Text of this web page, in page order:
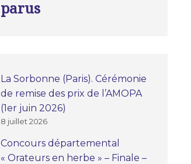
parus
La Sorbonne (Paris). Cérémonie
de remise des prix de l’AMOPA
(1er juin 2026)
8 juillet 2026
Concours départemental
« Orateurs en herbe » – Finale –